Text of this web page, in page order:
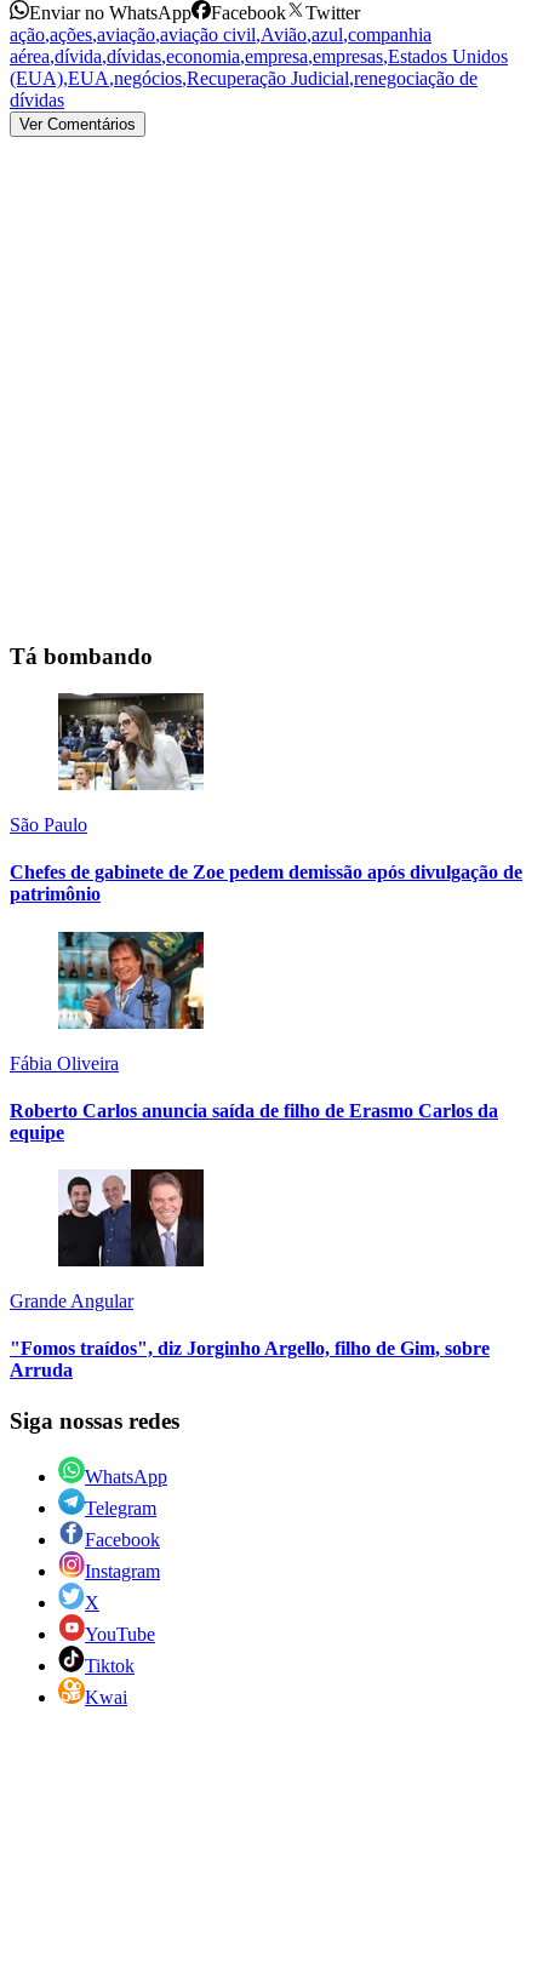
Enviar no WhatsApp Facebook
Twitter
ação,ações,aviação,aviação civil,Avião,azul,companhia
aérea,dívida,dívidas,economia,empresa,empresas,Estados Unidos
(EUA),EUA,negócios,Recuperação Judicial,renegociação de
dívidas
Ver Comentários
Tá bombando
São Paulo
Chefes de gabinete de Zoe pedem demissão após divulgação de
patrimônio
Fábia Oliveira
Roberto Carlos anuncia saída de filho de Erasmo Carlos da
equipe
Grande Angular
"Fomos traídos", diz Jorginho Argello, filho de Gim, sobre
Arruda
Siga nossas redes
WhatsApp
Telegram
Facebook
Instagram
X
YouTube
Tiktok
Kwai